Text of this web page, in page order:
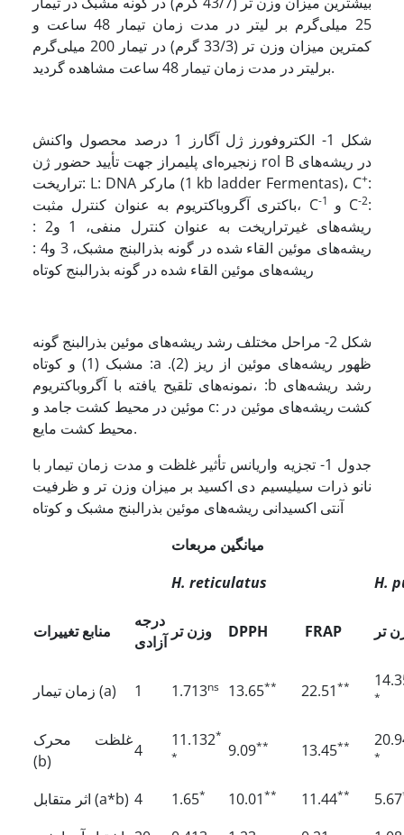
25 میلی‌‌گرم بر لیتر در مدت زمان تیمار 48 ساعت و
کمترین میزان وزن تر (33/3 گرم) در تیمار 200 میلی‌‌گرم
برلیتر در مدت زمان تیمار 48 ساعت مشاهده گردید.
شکل 1- الکتروفورز ژل آگارز 1 درصد محصول واکنش
زنجیره‌ای پلی­مراز جهت تأیید حضور ژن rol B در ریشه‌های
تراریخت: L: DNA مارکر (1 kb ladder Fermentas)، C+:
باکتری آگروباکتریوم به عنوان کنترل مثبت، C-1 و C-2:
ریشه‌های غیرتراریخت به عنوان کنترل منفی، 1 و2 :
ریشه‌های موئین القاء شده در گونه بذرالبنج مشبک، 3 و4 :
ریشه‌های موئین القاء شده در گونه بذرالبنج کوتاه
شکل 2- مراحل مختلف رشد ریشه‌های موئین بذرالبنج گونه
مشبک (1) و کوتاه :a .(2) ظهور ریشه‌های موئین از ریز
نمونه‌های تلقیح یافته با آگروباکتریوم، :b رشد ریشه‌های
موئین در محیط کشت جامد و c: کشت ریشه‌های موئین در
محیط کشت مایع.
جدول 1- تجزیه واریانس تأثیر غلظت و مدت زمان تیمار با
نانو ذرات سیلیسیم دی اکسید بر میزان وزن تر و ظرفیت
آنتی اکسیدانی ریشه‌‌های موئین بذرالبنج مشبک و کوتاه
میانگین مربعات
H. reticulatus
H.
منابع تغییرات
درجه
آزادی
وزن تر DPPH FRAP تر
زمان تیمار (a) 1 1.713ns 13.65** 22.51**
*
غلظت محرک
(b)
4
11.132*
*
9.09** 13.45**
*
اثر متقابل (a*b) 4 1.65* 10.01** 11.44** 5.67